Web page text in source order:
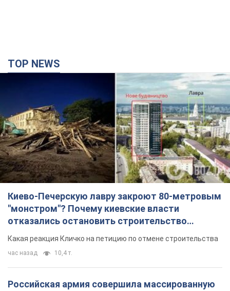
TOP NEWS
Киево-Печерскую лавру закроют 80-метровым
"монстром"? Почему киевские власти
отказались остановить строительство
небоскреба "московского верующего"
Какая реакция Кличко на петицию по отмене строительства
час назад 10,4 т.
Российская армия совершила массированную